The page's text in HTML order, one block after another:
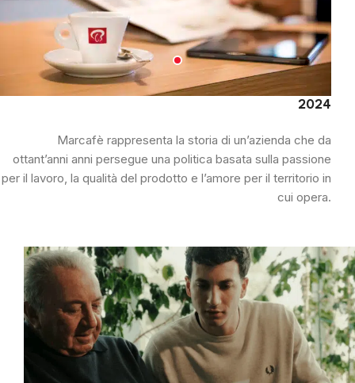
2024
Marcafè rappresenta la storia di un’azienda che da
ottant’anni anni persegue una politica basata sulla passione
per il lavoro, la qualità del prodotto e l’amore per il territorio in
cui opera.